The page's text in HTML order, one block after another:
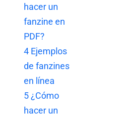
hacer un
fanzine en
PDF?
4 Ejemplos
de fanzines
en línea
5¿Cómo
hacer un